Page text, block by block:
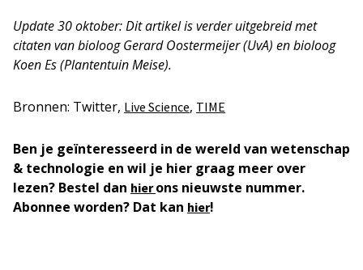
Update 30 oktober: Dit artikel is verder uitgebreid met
citaten van bioloog Gerard Oostermeijer (UvA) en bioloog
Koen Es (Plantentuin Meise).
Bronnen: Twitter, Live Science, TIME
Ben je geïnteresseerd in de wereld van wetenschap
& technologie en wil je hier graag meer over
lezen? Bestel dan hierons nieuwste nummer.
Abonnee worden? Dat kan hier!